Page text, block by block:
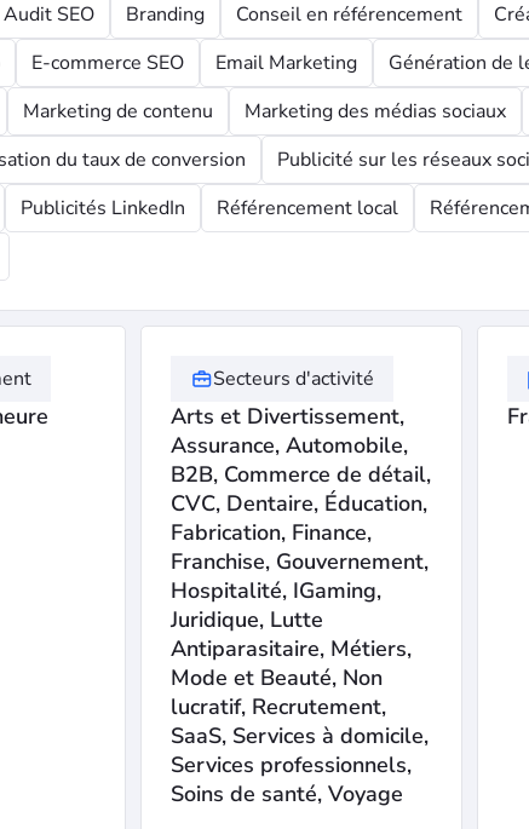
Audit SEO Branding Conseil en référencement
E-commerce SEO Email Marketing
Génération de
Marketing de contenu Marketing des médias sociaux
du taux de conversion
Publicité sur les réseaux
Publicités LinkedIn Référencement local
Secteurs d'activité
Arts et Divertissement,
Assurance, Automobile,
B2B, Commerce de détail,
CVC, Dentaire, Éducation,
Fabrication, Finance,
Franchise, Gouvernement,
Hospitalité, IGaming,
Juridique, Lutte
Antiparasitaire, Métiers,
Mode et Beauté, Non
lucratif, Recrutement,
SaaS, Services à domicile,
Services professionnels,
Soins de santé, Voyage